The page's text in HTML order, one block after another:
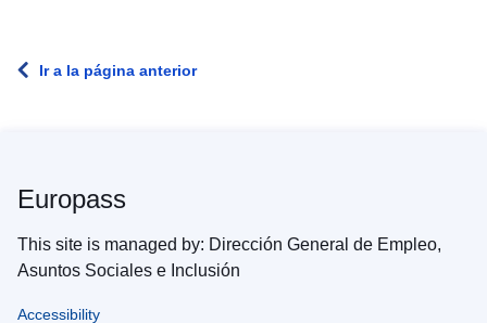
Ir a la página anterior
Europass
This site is managed by: Dirección General de Empleo,
Asuntos Sociales e Inclusión
Accessibility